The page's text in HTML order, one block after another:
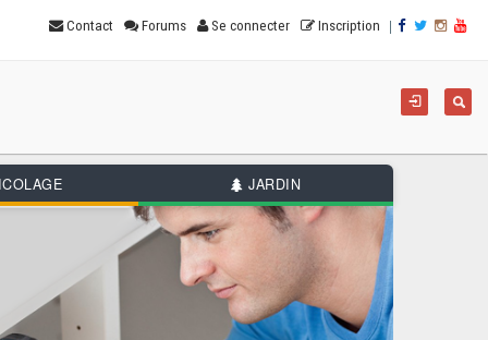
Contact Forums Se connecter Inscription |
JARDIN